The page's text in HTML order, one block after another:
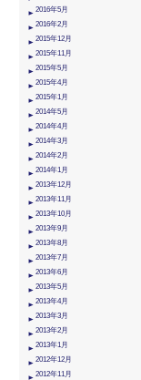
2016年5月
2016年2月
2015年12月
2015年11月
2015年5月
2015年4月
2015年1月
2014年5月
2014年4月
2014年3月
2014年2月
2014年1月
2013年12月
2013年11月
2013年10月
2013年9月
2013年8月
2013年7月
2013年6月
2013年5月
2013年4月
2013年3月
2013年2月
2013年1月
2012年12月
2012年11月